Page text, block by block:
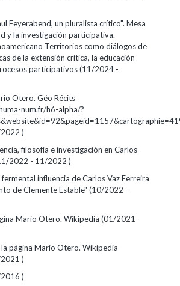
Feyerabend, un pluralista crítico". Mesa
y la investigación participativa.
Territorios como diálogos de
de la extensión crítica, la educación
participativos (11/2024 -
Otero. Géo Récits
num.fr/h6-alpha/?
)
filosofía e investigación en Carlos
2022 - 11/2022 )
influencia de Carlos Vaz Ferreira
de Clemente Estable" (10/2022 -
Mario Otero. Wikipedia (01/2021 -
página Mario Otero. Wikipedia
)
)